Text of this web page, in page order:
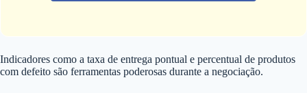
Indicadores como a taxa de entrega pontual e percentual de produtos
com defeito são ferramentas poderosas durante a negociação.